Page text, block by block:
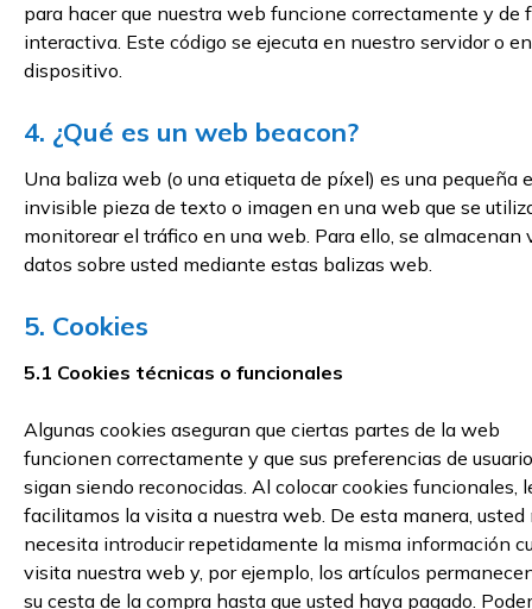
para hacer que nuestra web funcione correctamente y de
interactiva. Este código se ejecuta en nuestro servidor o
dispositivo.
4. ¿Qué es un web beacon?
Una baliza web (o una etiqueta de píxel) es una pequeña e
invisible pieza de texto o imagen en una web que se
monitorear el tráfico en una web. Para ello, se almacenan
datos sobre usted mediante estas balizas web.
5. Cookies
5.1 Cookies técnicas o funcionales
Algunas cookies aseguran que ciertas partes de la web
funcionen correctamente y que sus preferencias de usuario
sigan siendo reconocidas. Al colocar cookies funcionales,
facilitamos la visita a nuestra web. De esta manera, usted
necesita introducir repetidamente la misma información
visita nuestra web y, por ejemplo, los artículos
su cesta de la compra hasta que usted haya pagado.